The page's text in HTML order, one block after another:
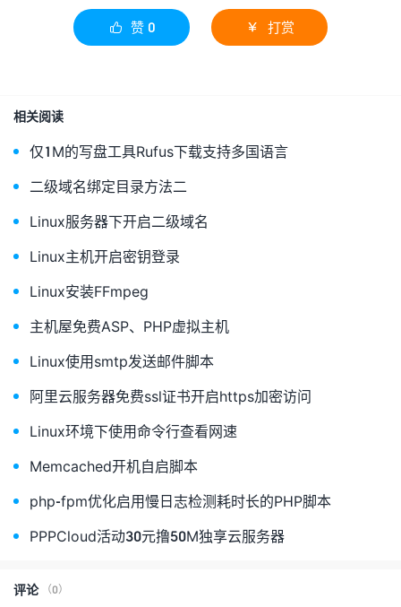
 赞 0  打赏
相关阅读
仅1M的写盘工具Rufus下载支持多国语言
二级域名绑定目录方法二
Linux服务器下开启二级域名
Linux主机开启密钥登录
Linux安装FFmpeg
主机屋免费ASP、PHP虚拟主机
Linux使用smtp发送邮件脚本
阿里云服务器免费ssl证书开启https加密访问
Linux环境下使用命令行查看网速
Memcached开机自启脚本
php-fpm优化启用慢日志检测耗时长的PHP脚本
PPPCloud活动30元撸50M独享云服务器
评论（0）